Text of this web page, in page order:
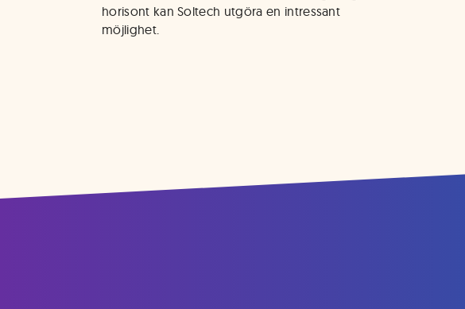
horisont kan Soltech utgöra en intressant
möjlighet.